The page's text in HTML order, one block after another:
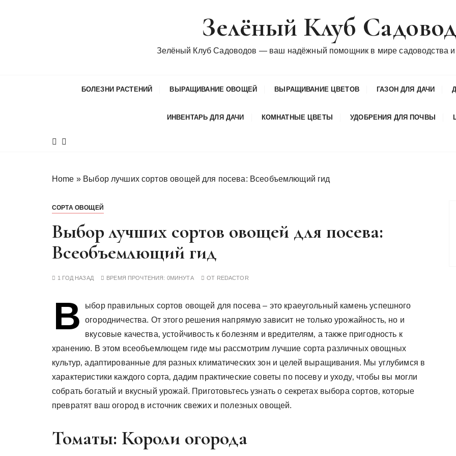
Зелёный Клуб
Зелёный Клуб Садоводов — ваш надёжный помощник в мире садоводства и
БОЛЕЗНИ РАСТЕНИЙ ВЫРАЩИВАНИЕ ОВОЩЕЙ ВЫРАЩИВАНИЕ ЦВЕТОВ ГАЗОН ДЛЯ ДАЧИ
ИНВЕНТАРЬ ДЛЯ ДАЧИ КОМНАТНЫЕ ЦВЕТЫ УДОБРЕНИЯ ДЛЯ ПОЧВЫ
Home » Выбор лучших сортов овощей для посева: Всеобъемлющий гид
СОРТА ОВОЩЕЙ
Выбор лучших сортов овощей для посева:
Всеобъемлющий гид
1 ГОД НАЗАД ВРЕМЯ ПРОЧТЕНИЯ: 0МИНУТА ОТ REDACTOR
В
ыбор правильных сортов овощей для посева – это краеугольный камень успешного
огородничества. От этого решения напрямую зависит не только урожайность‚ но и
вкусовые качества‚ устойчивость к болезням и вредителям‚ а также пригодность к
хранению. В этом всеобъемлющем гиде мы рассмотрим лучшие сорта различных овощных
культур‚ адаптированные для разных климатических зон и целей выращивания. Мы углубимся в
характеристики каждого сорта‚ дадим практические советы по посеву и уходу‚ чтобы вы могли
собрать богатый и вкусный урожай. Приготовьтесь узнать о секретах выбора сортов‚ которые
превратят ваш огород в источник свежих и полезных овощей.
Томаты: Короли огорода